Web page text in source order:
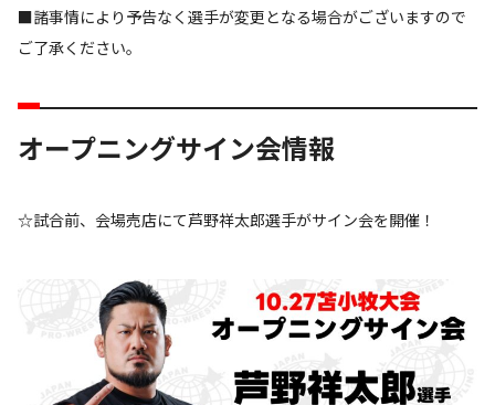
■諸事情により予告なく選手が変更となる場合がございますので
ご了承ください。
オープニングサイン会情報
☆試合前、会場売店にて芦野祥太郎選手がサイン会を開催！